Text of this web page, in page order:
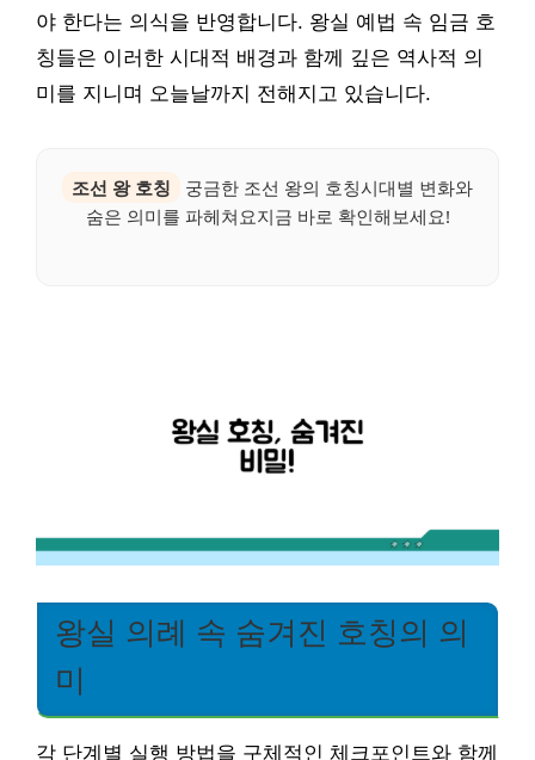
야 한다는 의식을 반영합니다. 왕실 예법 속 임금 호
칭들은 이러한 시대적 배경과 함께 깊은 역사적 의
미를 지니며 오늘날까지 전해지고 있습니다.
조선 왕 호칭
궁금한 조선 왕의 호칭시대별 변화와
숨은 의미를 파헤쳐요지금 바로 확인해보세요!
왕실 의례 속 숨겨진 호칭의 의
미
각 단계별 실행 방법을 구체적인 체크포인트와 함께